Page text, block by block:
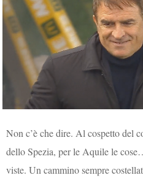
Non c’è che dire. Al cospetto del
dello Spezia, per le Aquile le
viste. Un cammino sempre